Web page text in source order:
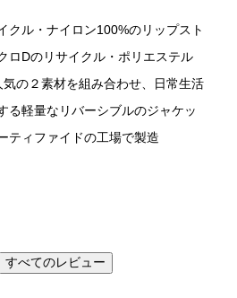
クル・ナイロン100%のリップスト
ロDのリサイクル・ポリエステル
の２素材を組み合わせ、日常生活
る軽量なリバーシブルのジャケッ
ティファイドの工場で製造
すべてのレビュー